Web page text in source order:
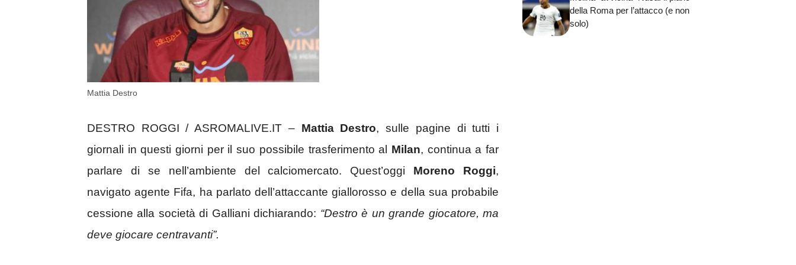
Mattia Destro
DESTRO ROGGI / ASROMALIVE.IT – Mattia Destro, sulle pagine di tutti i
giornali in questi giorni per il suo possibile trasferimento al Milan, continua a far
parlare di se nell’ambiente del calciomercato. Quest’oggi Moreno Roggi,
navigato agente Fifa, ha parlato dell’attaccante giallorosso e della sua probabile
cessione alla società di Galliani dichiarando: “Destro è un grande giocatore, ma
deve giocare centravanti”.
della Roma per l’attacco (e non
solo)